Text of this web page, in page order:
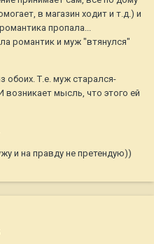
в магазин ходит и т.д.) и
пропала...
романтик и муж "втянулся"
обоих. Т.е. муж старался-
возникает мысль, что этого ей
и на правду не претендую))